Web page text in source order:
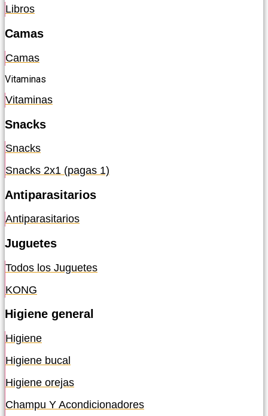
Libros
Camas
Camas
Vitaminas
Vitaminas
Snacks
Snacks
Snacks 2x1 (pagas 1)
Antiparasitarios
Antiparasitarios
Juguetes
Todos los Juguetes
KONG
Higiene general
Higiene
Higiene bucal
Higiene orejas
Champu Y Acondicionadores